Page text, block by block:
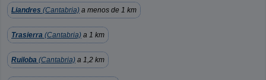
Liandres (Cantabria) a menos de 1 km
Trasierra (Cantabria) a 1 km
Ruiloba (Cantabria) a 1,2 km